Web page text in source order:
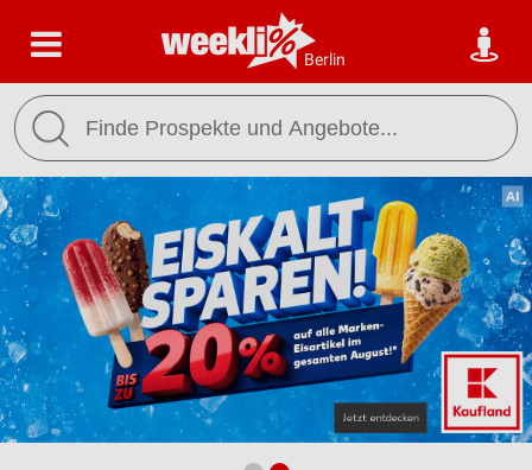
Berlin